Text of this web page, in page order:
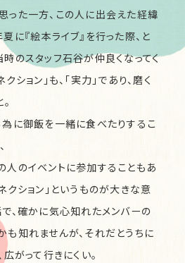
った一方、この人に出会えた経緯
に『絵本ライブ』を行った際、と
のスタッフ石谷が仲良くなってく
ション｣も、｢実力｣であり、磨く
為に御飯を一緒に食べたりするこ
人のイベントに参加することもあ
クション｣というものが大きな意
、確かに気心知れたメンバーの
知れませんが、それだとうちに
広がって行きにくい。